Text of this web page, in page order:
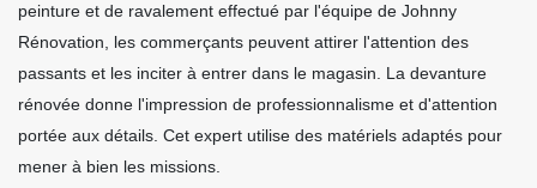
peinture et de ravalement effectué par l'équipe de Johnny
Rénovation, les commerçants peuvent attirer l'attention des
passants et les inciter à entrer dans le magasin. La devanture
rénovée donne l'impression de professionnalisme et d'attention
portée aux détails. Cet expert utilise des matériels adaptés pour
mener à bien les missions.